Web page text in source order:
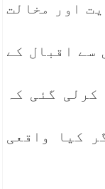
اور مخالت
سے اقبال کے
گئی کہ
کیا واقعی